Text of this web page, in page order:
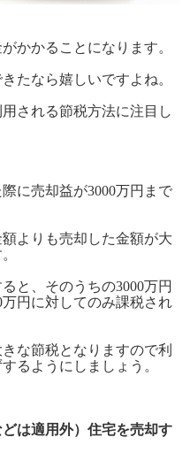
かかることになります。
たなら嬉しいですよね。
される節税方法に注目し
に売却益が3000万円まで
よりも売却した金額が大
と、そのうちの3000万円
円に対してのみ課税され
な節税となりますので利
るようにしましょう。
は適用外）住宅を売却す